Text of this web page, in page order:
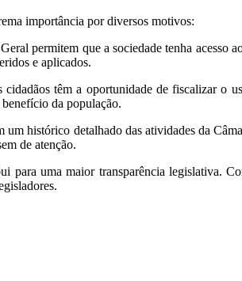
importância por diversos motivos:
permitem que a sociedade tenha acesso
e aplicados.
têm a oportunidade de fiscalizar o
da população.
histórico detalhado das atividades da
de atenção.
uma maior transparência legislativa.